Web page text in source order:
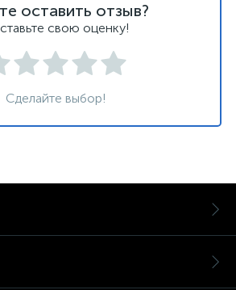
оставить отзыв?
свою оценку!
Сделайте выбор!